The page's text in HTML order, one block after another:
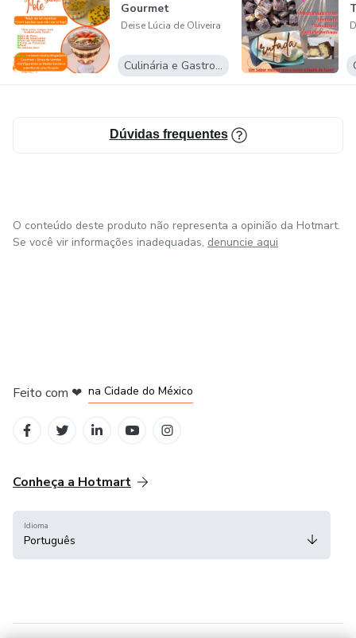
Gourmet
Deise Lúcia de Oliveira
Culinária e Gastronomia
Dúvidas frequentes
O conteúdo deste produto não representa a opinião da Hotmart.
Se você vir informações inadequadas, denuncie aqui
Feito com ❤ na Cidade do México
Conheça a Hotmart
Idioma
Português